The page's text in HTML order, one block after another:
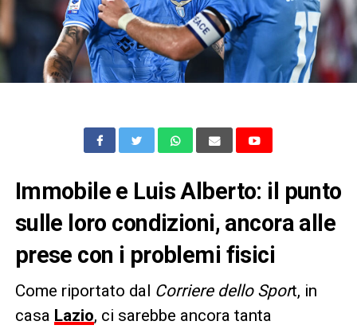
Immobile e Luis Alberto: il punto
sulle loro condizioni, ancora alle
prese con i problemi fisici
Come riportato dal Corriere dello Sport, in
casa Lazio, ci sarebbe ancora tanta